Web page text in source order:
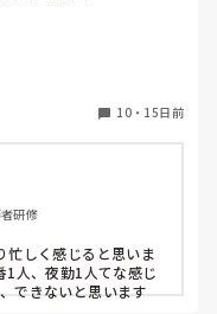
10・ 15日前
研修
忙しく感じると思いま
1人、夜勤1人てな感じ
できないと思います